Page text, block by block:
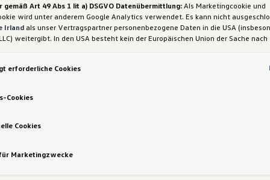
gemäß Art 49 Abs 1 lit a) DSGVO Datenübermittlung:Als Marketingcookie und
wird unter anderem Google Analytics verwendet. Es kann nicht
Irland als unser Vertragspartner personenbezogene Daten in die USA
weitergibt. In den USA besteht kein der Europäischen Union der Sache nach
durchsetzen können, in den USA keine Datenschutzgrundsätze bestehen,
können, wobei Eingriffe in Ihre persönlichen Rechte und Freiheiten nicht
beschränkt sind.
der Übermittlung der in den entsprechenden Cookies enthaltenen
zu den Cookies, die für Zwecke von Google Analytics gesetzt werden,
frei, Ihre Einwilligung jederzeit zu geben, zu verweigern oder zurückzuziehen.
erforderliche Cookies
Cookies
Cookies
Marketingzwecke